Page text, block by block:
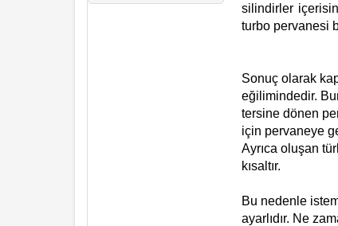
silindirler
turbo pervanesi
Sonuç olarak
eğilimindedir.
tersine dönen
için pervaneye
Ayrıca oluşan
kısaltır.
Bu nedenle
ayarlıdır. Ne